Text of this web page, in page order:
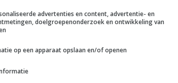
van de sectorale productieplafonds
de forfaits voor melkvee alsnog worden
advertenties en content, advertentie- en
doelgroepenonderzoek en ontwikkeling van
op een apparaat opslaan en/of openen